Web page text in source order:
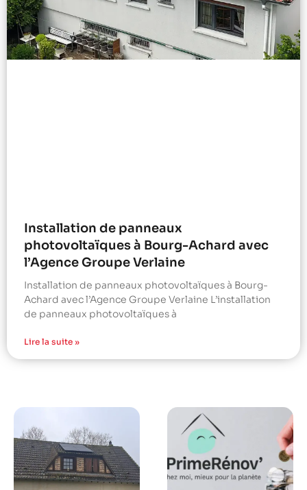
Installation de panneaux
photovoltaïques à Bourg-Achard avec
l’Agence Groupe Verlaine
Installation de panneaux photovoltaïques à Bourg-
Achard avec l’Agence Groupe Verlaine L’installation
de panneaux photovoltaïques à
Lire la suite »